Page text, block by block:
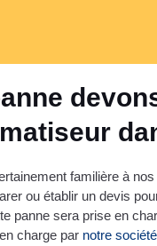
familière à
ou établir un devis
panne sera prise en
charge par notre